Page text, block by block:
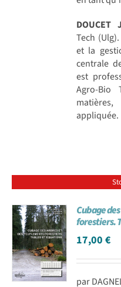
DOUCET
Tech
et la
centrale
est
Agro-Bio
appliquée.
Cubage
forestiers.
17,00€
par